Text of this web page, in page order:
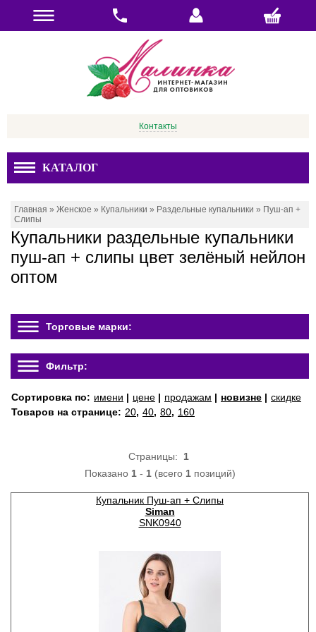
Контакты
КАТАЛОГ
Главная » Женское » Купальники » Раздельные купальники » Пуш-ап +
Слипы
Купальники раздельные купальники
пуш-ап + слипы цвет зелёный нейлон
оптом
Торговые марки:
Фильтр:
Сортировка по: имени | цене | продажам | новизне | скидке
Товаров на странице: 20, 40, 80, 160
Страницы: 1
Показано 1- 1(всего 1позиций)
Купальник Пуш-ап + Слипы
Siman
SNK0940